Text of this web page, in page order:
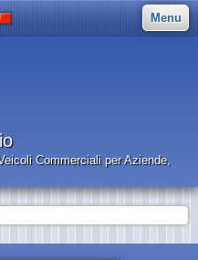
Menu
Commerciali per Aziende,